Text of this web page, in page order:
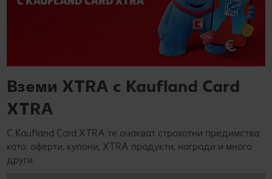
Вземи XTRA с Kaufland Card
XTRA
С Kaufland Card XTRA те очакват страхотни предимства
като: оферти, купони, XTRA продукти, награди и много
други.